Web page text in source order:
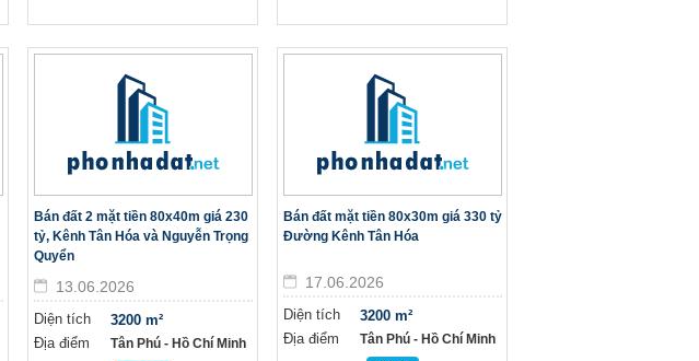
Bán đất 2 mặt tiền 80x40m giá 230
tỷ, Kênh Tân Hóa và Nguyễn Trọng
Quyển
13.06.2026
Diện tích
Địa điểm
3200 m²
Tân Phú - Hồ Chí Minh
Bán đất mặt tiền 80x30m giá 330 tỷ
Đường Kênh Tân Hóa
17.06.2026
Diện tích
Địa điểm
3200 m²
Tân Phú - Hồ Chí Minh